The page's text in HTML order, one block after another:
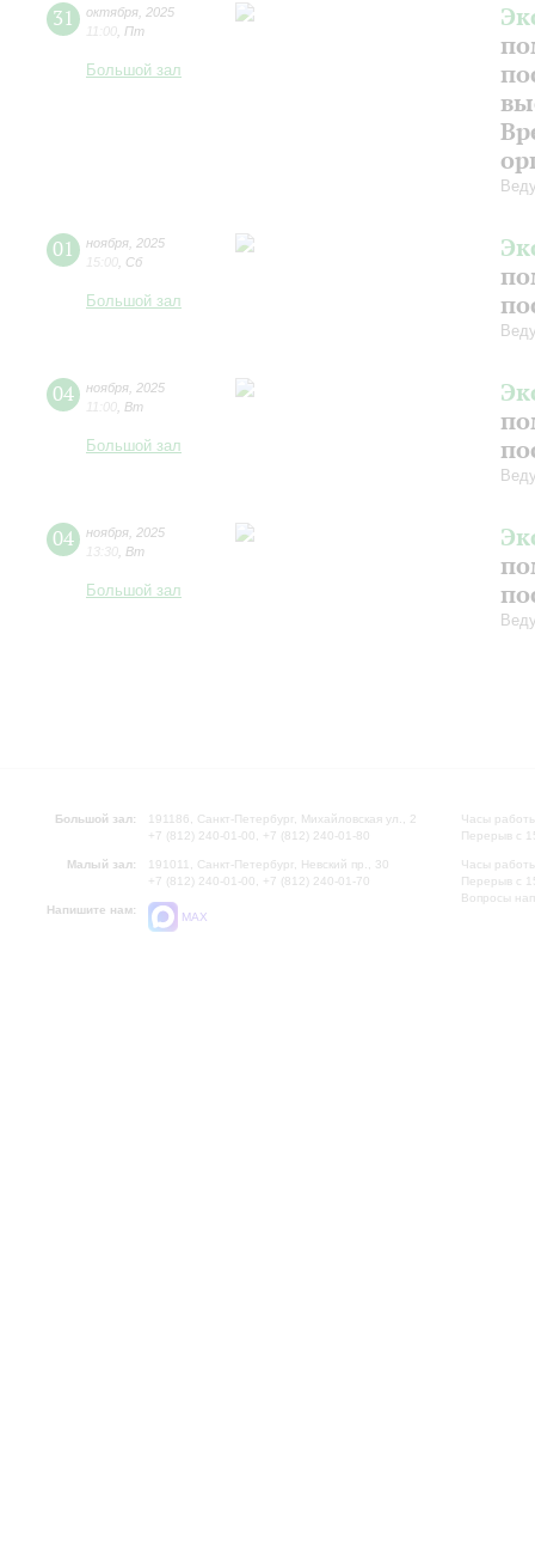
31 октября 2025
11:00 Пт
Большой зал
01 ноября 2025
15:00 Сб
Большой зал
04 ноября 2025
11:00 Вт
Большой зал
04 ноября 2025
13:30 Вт
Большой зал
Большой зал:
191186, Санкт-Петербург, Михайловская ул., 2
+7 (812) 240-01-00, +7 (812) 240-01-80
Малый зал:
191011, Санкт-Петербург, Невский пр., 30
+7 (812) 240-01-00, +7 (812) 240-01-70
Напишите нам:
MAX
Часы
Перерыв с
Часы
Перерыв с
Вопросы